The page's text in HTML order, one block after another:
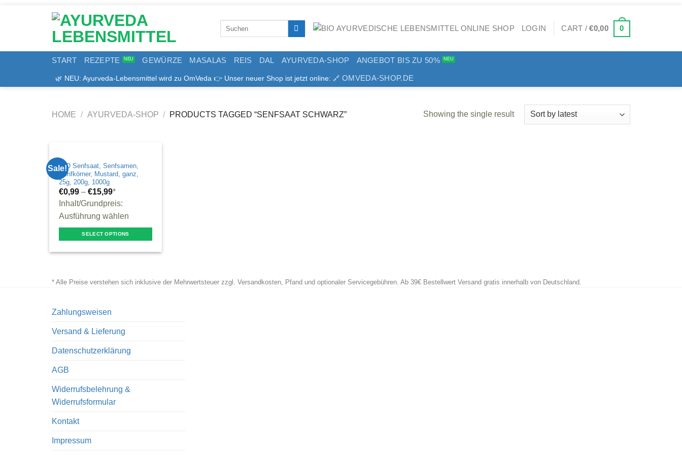
LOGIN CART /€0,00 0
START REZEPTE GEWÜRZE MASALAS REIS DAL AYURVEDA-SHOP ANGEBOT BIS ZU 50%
🌿 NEU: Ayurveda-Lebensmittel wird zu OmVeda 👉 Unser neuer Shop ist jetzt online: 🔗 OMVEDA-SHOP.DE
HOME / AYURVEDA-SHOP / PRODUCTS TAGGED “SENFSAAT SCHWARZ” Showing the single result
Sale!BIO Senfsaat, Senfsamen,
Senfkörner, Mustard, ganz,
25g, 200g, 1000g
€0,99 –€15,99*
Inhalt/Grundpreis:
Ausführung wählen
SELECT OPTIONS
multiple
The
may
be
on
the
product
* Alle Preise verstehen sich inklusive der Mehrwertsteuer zzgl. Versandkosten, Pfand und optionaler Servicegebühren. Ab 39€ Bestellwert Versand gratis innerhalb von Deutschland.
Zahlungsweisen
Versand & Lieferung
Datenschutzerklärung
AGB
Widerrufsbelehrung &
Widerrufsformular
Kontakt
Impressum